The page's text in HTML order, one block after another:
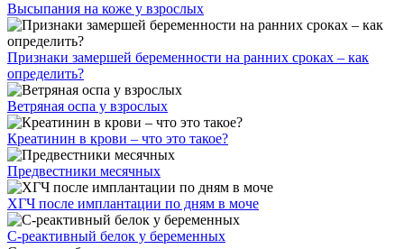
Высыпания на коже у взрослых
Признаки замершей беременности на ранних сроках – как
определить?
Ветряная оспа у взрослых
Креатинин в крови – что это такое?
Предвестники месячных
ХГЧ после имплантации по дням в моче
С-реактивный белок у беременных